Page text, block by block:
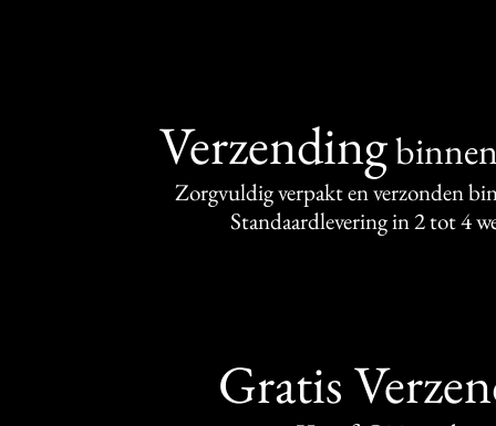
Verzending
Zorgvuldig verpakt en verzonden
Standaardlevering in 2 tot 4
Gratis